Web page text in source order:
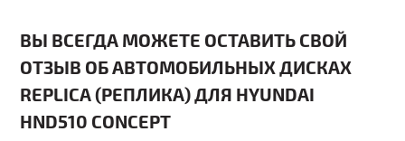
ВЫ ВСЕГДА МОЖЕТЕ ОСТАВИТЬ СВОЙ
ОТЗЫВ ОБ АВТОМОБИЛЬНЫХ ДИСКАХ
REPLICA (РЕПЛИКА) ДЛЯ HYUNDAI
HND510 CONCEPT